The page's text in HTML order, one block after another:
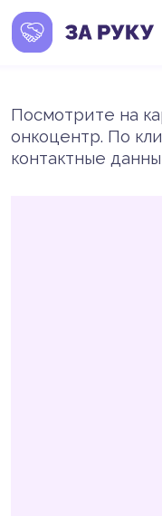
Посмотрите на
онкоцентр. По
контактные